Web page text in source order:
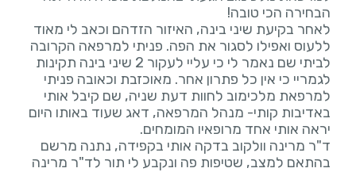
לאחר בקיעת שיני בינה, האיזור הזדהם וכאב לי מאוד
ללעוס ואפילו לסגור את הפה. פניתי למרפאה הקרובה
לביתי שם נאמר לי כי עליי לעקור 2 שיני בינה תקינות
לגמריי כי אין כל פתרון אחר. מאוכזבת וכאובה פניתי
למרפאת מלכימוב לחוות דעת שניה, שם קיבל אותי
באדיבות קותי- מנהל המרפאה, דאג שעוד באותו היום
ד"ר מרינה וולקוב בדקה אותי בקפידה, נתנה מרשם
בהתאם למצב, שטיפות פה ונקבע לי תור לד"ר מרינה